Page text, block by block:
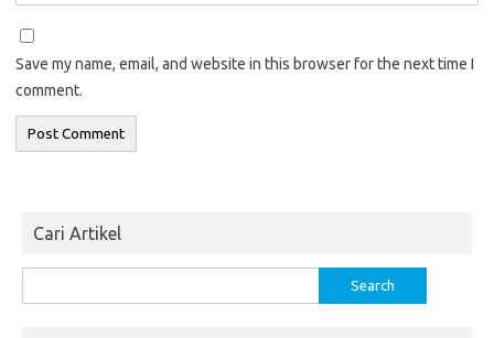
Save my name, email, and website in this browser for the next time I
comment.
Cari Artikel
for: